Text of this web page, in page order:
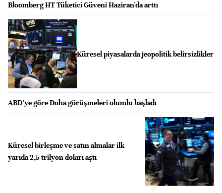
Bloomberg HT Tüketici Güveni Haziran'da arttı
Küresel piyasalarda jeopolitik belirsizlikler
ABD’ye göre Doha görüşmeleri olumlu başladı
Küresel birleşme ve satın almalar ilk
yarıda 2,5 trilyon doları aştı